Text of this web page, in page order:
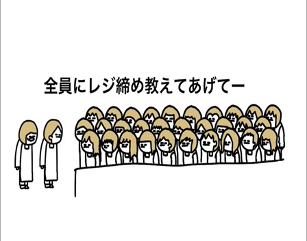
心じゃね？」→分析していくとヤバイ真実が浮
かび上がるNEW!
「いったいどんな音が出るのか…」韓国で売
っている目覚まし時計のデザインが悪夢すぎる
ｗｗｗ
NEW!
まっぷたつに…日本レトロゲーム協会がゲー